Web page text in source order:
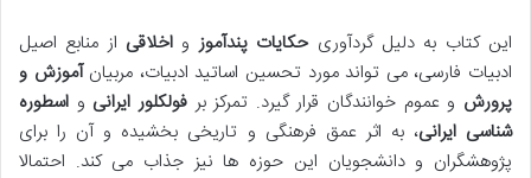
این کتاب به دلیل گردآوریحکایات پندآموزو اخلاقی از منابع اصیل
ادبیات فارسی، می تواند مورد تحسین اساتید ادبیات، مربیانآموزش و
پرورش و عموم خوانندگان قرار گیرد. تمرکز برفولکلور ایرانی و اسطوره
شناسی ایرانی، به اثر عمق فرهنگی و تاریخی بخشیده و آن را برای
پژوهشگران و دانشجویان این حوزه ها نیز جذاب می کند. احتمالا